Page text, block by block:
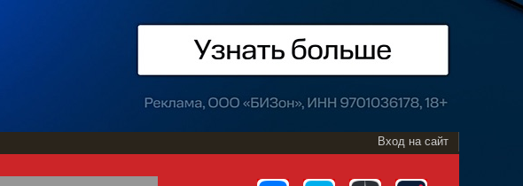
Вход на сайт